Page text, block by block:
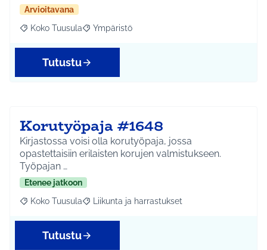
Arvioitavana
Rajaa tulokset aihepiirin mukaan: Koko Tuusula
Koko Tuusula Rajaa tulokset teeman mukaan: Ympäristö
Ympäristö
Tutustu
Korutyöpaja #1648
Kirjastossa voisi olla korutyöpaja, jossa
opastettaisiin erilaisten korujen valmistukseen.
Työpajan …
Etenee jatkoon
Rajaa tulokset aihepiirin mukaan: Koko Tuusula
Koko Tuusula Rajaa tulokset teeman mukaan: Liikunta ja
Liikunta ja harrastukset
Tutustu